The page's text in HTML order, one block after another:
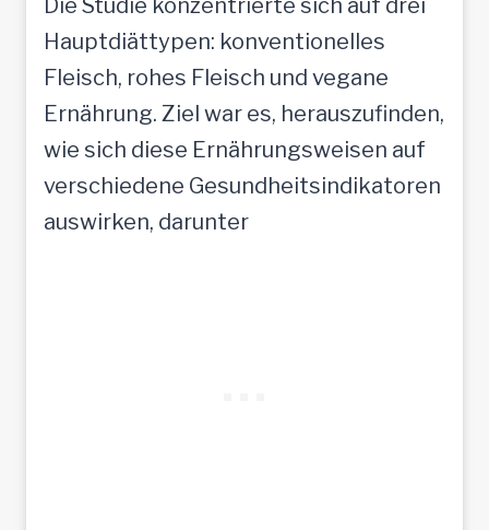
Hauptdiättypen: konventionelles
Fleisch, rohes Fleisch und vegane
Ernährung. Ziel war es, herauszufinden,
wie sich diese Ernährungsweisen auf
verschiedene Gesundheitsindikatoren
auswirken, darunter